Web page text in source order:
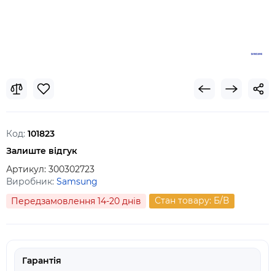
Код: 101823
Залиште відгук
Артикул: 300302723
Виробник: Samsung
Передзамовлення 14-20 днів
Стан товару: Б/В
Гарантія